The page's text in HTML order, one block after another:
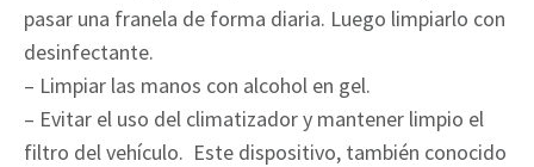
pasar una franela de forma diaria. Luego limpiarlo con
desinfectante.
– Limpiar las manos con alcohol en gel.
– Evitar el uso del climatizador y mantener limpio el
filtro del vehículo. Este dispositivo, también conocido